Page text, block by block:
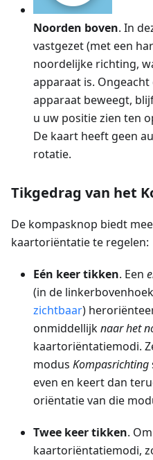
Noorden boven. In
vastgezet (met een
noordelijke richting,
apparaat is.
apparaat beweegt,
u uw positie zien ten
De kaart heeft geen
rotatie.
Tikgedrag van het
De kompasknop biedt
kaartoriëntatie te regelen:
Eén keer tikken. Een
(in de
zichtbaar)
onmiddellijknaar het
kaartoriëntatiemodi.
modus Kompasrichting
even en keert dan
oriëntatie van die
Twee keer tikken.
kaartoriëntatiemodi,